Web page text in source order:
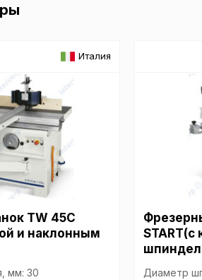
Италия
TW 45C
и наклонным
мм: 30
Диаметр
Внимание:
определять
наиболее и
страницы и
Сохранить выбор